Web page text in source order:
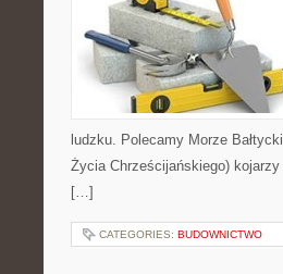
ludzku. Polecamy Morze
Życia Chrześcijańskiego)
[…]
CATEGORIES: BUDOWNICTWO